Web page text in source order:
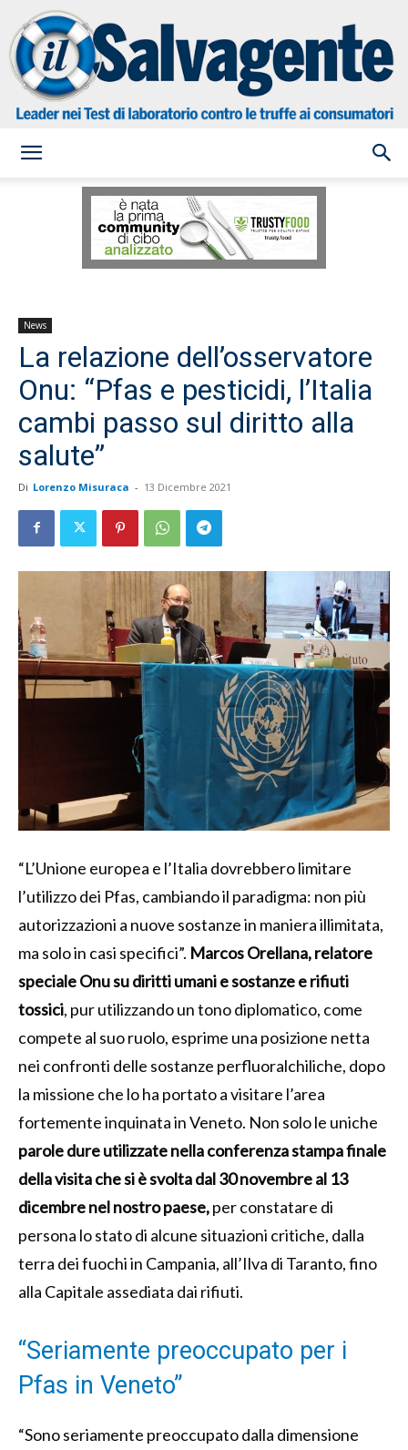
Salvagente
News
La relazione dell’osservatore
Onu: “Pfas e pesticidi, l’Italia
cambi passo sul diritto alla
salute”
Di Lorenzo Misuraca - 13 Dicembre 2021
“L’Unione europea e l’Italia dovrebbero limitare
l’utilizzo dei Pfas, cambiando il paradigma: non più
autorizzazioni a nuove sostanze in maniera illimitata,
ma solo in casi specifici”. Marcos Orellana, relatore
speciale Onu su diritti umani e sostanze e rifiuti
tossici, pur utilizzando un tono diplomatico, come
compete al suo ruolo, esprime una posizione netta
nei confronti delle sostanze perfluoralchiliche, dopo
la missione che lo ha portato a visitare l’area
fortemente inquinata in Veneto. Non solo le uniche
parole dure utilizzate nella conferenza stampa finale
della visita che si è svolta dal 30 novembre al 13
dicembre nel nostro paese,per constatare di
persona lo stato di alcune situazioni critiche, dalla
terra dei fuochi in Campania, all’Ilva di Taranto, fino
alla Capitale assediata dai rifiuti.
“Seriamente preoccupato per i
Pfas in Veneto”
“Sono seriamente preoccupato dalla dimensione